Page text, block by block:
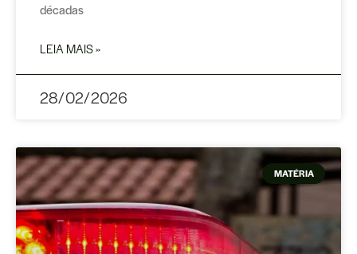
décadas
LEIA MAIS »
28/02/2026
MATÉRIA